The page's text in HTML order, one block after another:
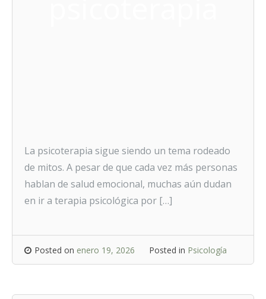
La psicoterapia sigue siendo un tema rodeado
de mitos. A pesar de que cada vez más personas
hablan de salud emocional, muchas aún dudan
en ir a terapia psicológica por […]
Posted on enero 19, 2026 Posted in Psicología